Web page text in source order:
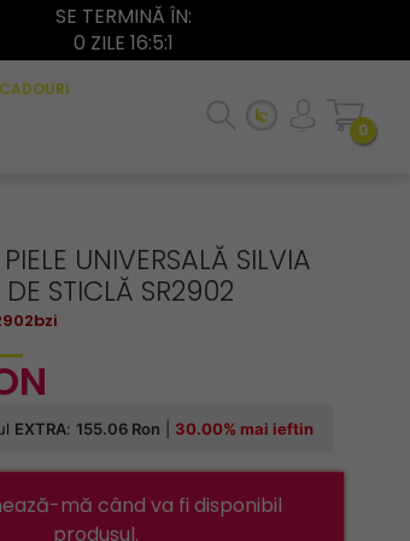
SE TERMINĂ ÎN:
0 ZILE 16:5:0
CADOURI
0
UNIVERSALĂ SILVIA
DE STICLĂ SR2902
mă când va fi disponibil
produsul.